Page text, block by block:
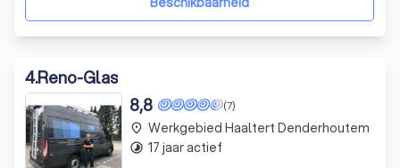
4.Reno-Glas
(7)
8,8
place Werkgebied Haaltert Denderhoutem
timelapse 17 jaar actief